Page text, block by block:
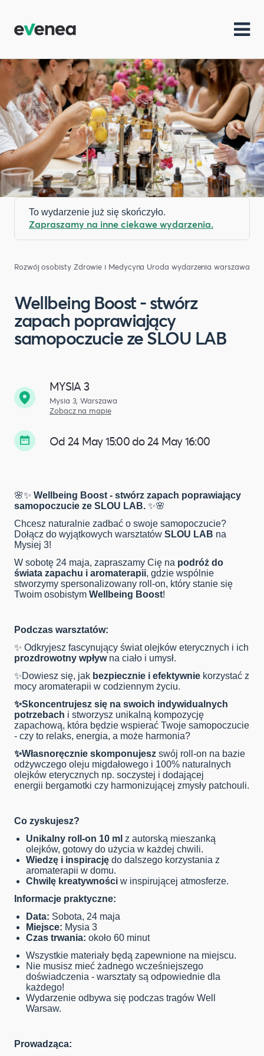
To wydarzenie już się skończyło.
Zapraszamy na inne ciekawe wydarzenia.
Rozwój osobisty Zdrowie i Medycyna Uroda wydarzenia warszawa
Wellbeing Boost - stwórz
zapach poprawiający
samopoczucie ze SLOU LAB
MYSIA 3
Mysia 3, Warszawa
Zobacz na mapie
Od 24 May 15:00 do 24 May 16:00
🌸✨ Wellbeing Boost - stwórz zapach poprawiający
samopoczucie ze SLOU LAB. ✨🌸
Chcesz naturalnie zadbać o swoje samopoczucie?
Dołącz do wyjątkowych warsztatów SLOU LAB na
Mysiej 3!
W sobotę 24 maja, zapraszamy Cię na podróż do
świata zapachu i aromaterapii, gdzie wspólnie
stworzymy spersonalizowany roll-on, który stanie się
Twoim osobistym Wellbeing Boost!
Podczas warsztatów:
✨ Odkryjesz fascynujący świat olejków eterycznych i ich
prozdrowotny wpływna ciało i umysł.
✨Dowiesz się, jak bezpiecznie i efektywnie korzystać z
mocy aromaterapii w codziennym życiu.
✨Skoncentrujesz się na swoich indywidualnych
potrzebach i stworzysz unikalną kompozycję
zapachową, która będzie wspierać Twoje samopoczucie
- czy to relaks, energia, a może harmonia?
✨Własnoręcznie skomponujesz swój roll-on na bazie
odżywczego oleju migdałowego i 100% naturalnych
olejków eterycznych np. soczystej i dodającej
energii bergamotki czy harmonizującej zmysły patchouli.
Co zyskujesz?
Unikalny roll-on 10 ml z autorską mieszanką
olejków, gotowy do użycia w każdej chwili.
Wiedzę i inspirację do dalszego korzystania z
aromaterapii w domu.
Chwilę kreatywności w inspirującej atmosferze.
Informacje praktyczne:
Data: Sobota, 24 maja
Miejsce: Mysia 3
Czas trwania: około 60 minut
Wszystkie materiały będą zapewnione na miejscu.
Nie musisz mieć żadnego wcześniejszego
doświadczenia - warsztaty są odpowiednie dla
każdego!
Wydarzenie odbywa się podczas tragów Well
Warsaw.
Prowadząca: